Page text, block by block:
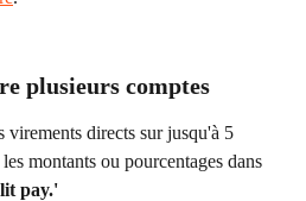
plusieurs comptes
virements directs sur jusqu'à 5
montants ou pourcentages dans
pay.'